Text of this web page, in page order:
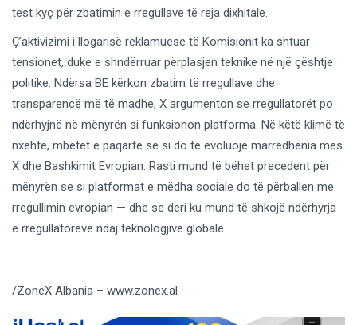
test kyç për zbatimin e rregullave të reja dixhitale.
Ç’aktivizimi i llogarisë reklamuese të Komisionit ka shtuar
tensionet, duke e shndërruar përplasjen teknike në një çështje
politike. Ndërsa BE kërkon zbatim të rregullave dhe
transparencë më të madhe, X argumenton se rregullatorët po
ndërhyjnë në mënyrën si funksionon platforma. Në këtë klimë të
nxehtë, mbetet e paqartë se si do të evoluojë marrëdhënia mes
X dhe Bashkimit Evropian. Rasti mund të bëhet precedent për
mënyrën se si platformat e mëdha sociale do të përballen me
rregullimin evropian — dhe se deri ku mund të shkojë ndërhyrja
e rregullatorëve ndaj teknologjive globale.
/ZoneX Albania – www.zonex.al